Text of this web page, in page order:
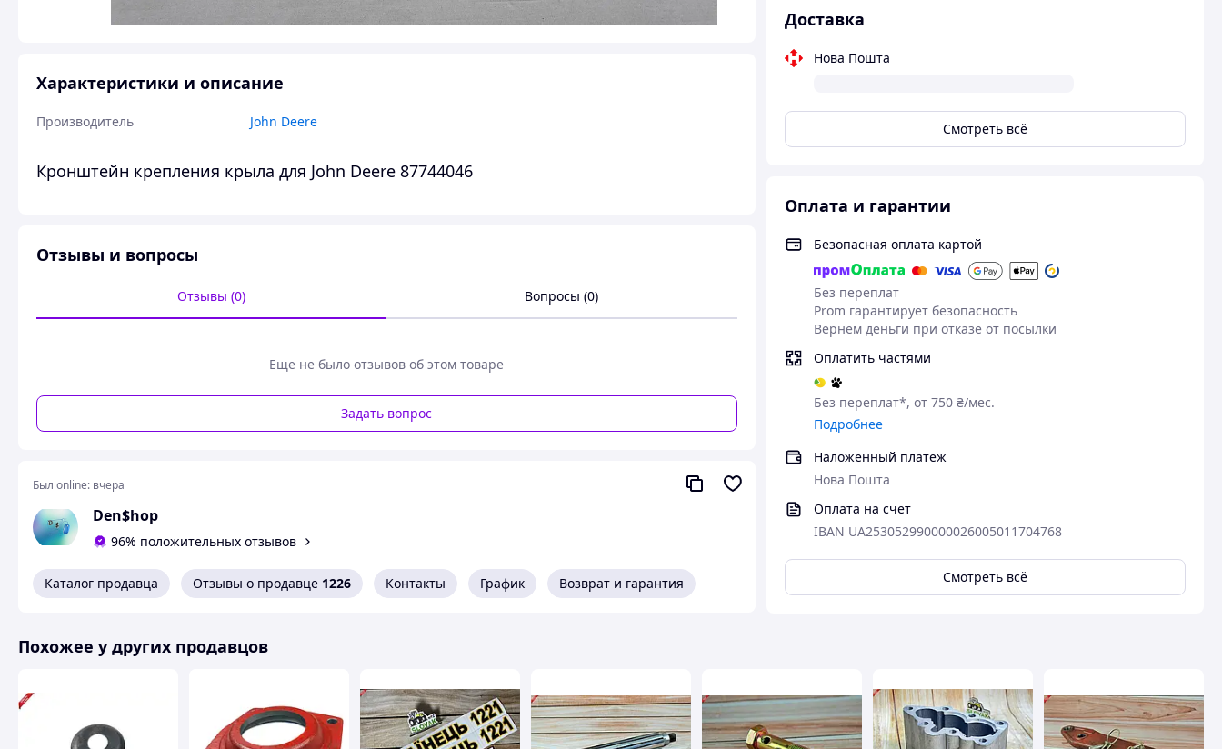
Доставка
Нова Пошта
Смотреть всё
Оплата и гарантии
Безопасная оплата картой
Без переплат
Prom гарантирует безопасность
Вернем деньги при отказе от посылки
Оплатить частями
Без переплат*, от 750 ₴/мес.
Подробнее
Наложенный платеж
Нова Пошта
Оплата на счет
IBAN UA253052990000026005011704768
Смотреть всё
Характеристики и описание
Производитель John Deere
Кронштейн крепления крыла для John Deere 87744046
Отзывы и вопросы
Отзывы (0) Вопросы (0)
Еще не было отзывов об этом товаре
Задать вопрос
Был online: вчера
Den$hop
96% положительных отзывов
Каталог продавца Отзывы о продавце 1226 Контакты График Возврат и гарантия
Похожее у других продавцов